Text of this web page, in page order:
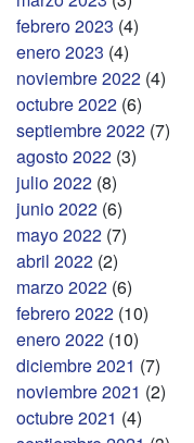
febrero 2023 (4)
enero 2023 (4)
noviembre 2022 (4)
octubre 2022 (6)
septiembre 2022 (7)
agosto 2022 (3)
julio 2022 (8)
junio 2022 (6)
mayo 2022 (7)
abril 2022 (2)
marzo 2022 (6)
febrero 2022 (10)
enero 2022 (10)
diciembre 2021 (7)
noviembre 2021 (2)
octubre 2021 (4)